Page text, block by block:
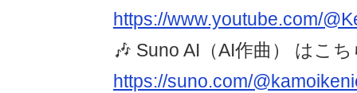
https://www.youtube.com/
🎶 Suno AI（AI作曲） はこ
https://suno.com/